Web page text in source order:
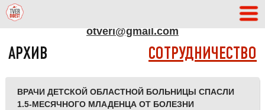
otveri@gmail.com
АРХИВ СОТРУДНИЧЕСТВО
ВРАЧИ ДЕТСКОЙ ОБЛАСТНОЙ БОЛЬНИЦЫ СПАСЛИ
1.5-МЕСЯЧНОГО МЛАДЕНЦА ОТ БОЛЕЗНИ